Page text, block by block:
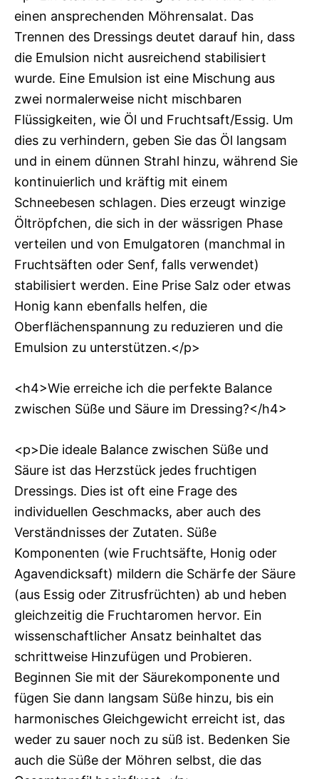
einen ansprechenden Möhrensalat. Das
Trennen des Dressings deutet darauf hin, dass
die Emulsion nicht ausreichend stabilisiert
wurde. Eine Emulsion ist eine Mischung aus
zwei normalerweise nicht mischbaren
Flüssigkeiten, wie Öl und Fruchtsaft/Essig. Um
dies zu verhindern, geben Sie das Öl langsam
und in einem dünnen Strahl hinzu, während Sie
kontinuierlich und kräftig mit einem
Schneebesen schlagen. Dies erzeugt winzige
Öltröpfchen, die sich in der wässrigen Phase
verteilen und von Emulgatoren (manchmal in
Fruchtsäften oder Senf, falls verwendet)
stabilisiert werden. Eine Prise Salz oder etwas
Honig kann ebenfalls helfen, die
Oberflächenspannung zu reduzieren und die
Emulsion zu unterstützen.</p>
<h4>Wie erreiche ich die perfekte Balance
zwischen Süße und Säure im Dressing?</h4>
<p>Die ideale Balance zwischen Süße und
Säure ist das Herzstück jedes fruchtigen
Dressings. Dies ist oft eine Frage des
individuellen Geschmacks, aber auch des
Verständnisses der Zutaten. Süße
Komponenten (wie Fruchtsäfte, Honig oder
Agavendicksaft) mildern die Schärfe der Säure
(aus Essig oder Zitrusfrüchten) ab und heben
gleichzeitig die Fruchtaromen hervor. Ein
wissenschaftlicher Ansatz beinhaltet das
schrittweise Hinzufügen und Probieren.
Beginnen Sie mit der Säurekomponente und
fügen Sie dann langsam Süße hinzu, bis ein
harmonisches Gleichgewicht erreicht ist, das
weder zu sauer noch zu süß ist. Bedenken Sie
auch die Süße der Möhren selbst, die das